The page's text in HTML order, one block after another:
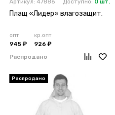
Артикул: 47886 Доступно: 0 шт.
Плащ «Лидер» влагозащит.
опт
945 ₽
кр.опт
926 ₽
Распродано